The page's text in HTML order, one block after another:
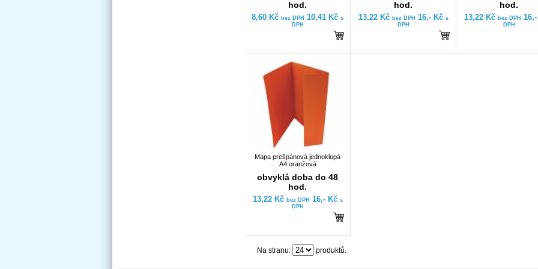
hod.
8,60 Kč bez DPH 10,41 Kč s
DPH
hod.
13,22 Kč bez DPH 16,- Kč s
DPH
hod.
13,22 Kč bez DPH
DPH
Mapa prešpánová jednoklopá
A4 oranžová
obvyklá doba do 48
hod.
13,22 Kč bez DPH 16,- Kč s
DPH
Na stranu: produktů.